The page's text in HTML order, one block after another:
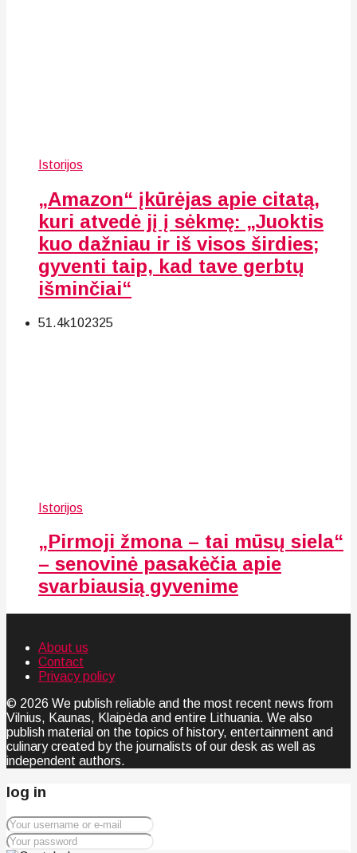
Istorijos
„Amazon“ įkūrėjas apie citatą,
kuri atvedė jį į sėkmę: „Juoktis
kuo dažniau ir iš visos širdies;
gyventi taip, kad tave gerbtų
išminčiai“
51.4k102325
Istorijos
„Pirmoji žmona – tai mūsų siela“
– senovinė pasakėčia apie
svarbiausią gyvenime
About us
Contact
Privacy policy
© 2026 We publish reliable and the most recent news from
Vilnius, Kaunas, Klaipėda and entire Lithuania. We also
publish material on the topics of history, entertainment and
culinary created by the journalists of our desk as well as
independent authors.
log in